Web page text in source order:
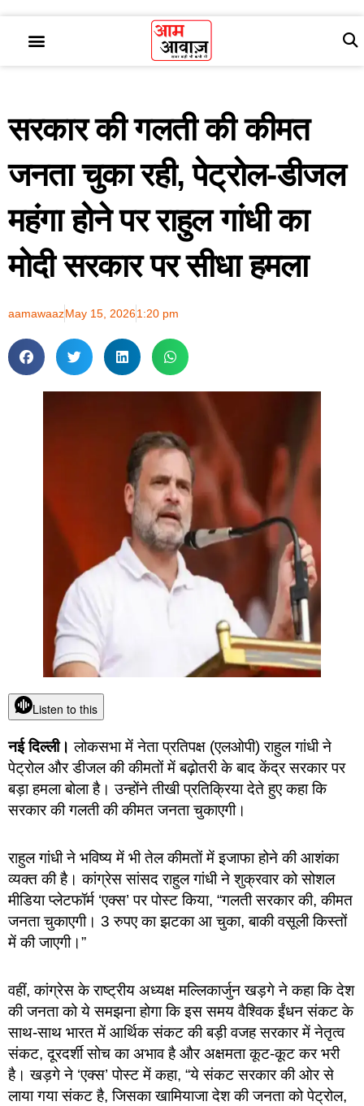
सरकार की गलती की कीमत
जनता चुका रही, पेट्रोल-डीजल
महंगा होने पर राहुल गांधी का
मोदी सरकार पर सीधा हमला
aamawaazMay 15, 20261:20 pm
Listen to this
नई दिल्ली। लोकसभा में नेता प्रतिपक्ष (एलओपी) राहुल गांधी ने
पेट्रोल और डीजल की कीमतों में बढ़ोतरी के बाद केंद्र सरकार पर
बड़ा हमला बोला है। उन्होंने तीखी प्रतिक्रिया देते हुए कहा कि
सरकार की गलती की कीमत जनता चुकाएगी।
राहुल गांधी ने भविष्य में भी तेल कीमतों में इजाफा होने की आशंका
व्यक्त की है। कांग्रेस सांसद राहुल गांधी ने शुक्रवार को सोशल
मीडिया प्लेटफॉर्म ‘एक्स’ पर पोस्ट किया, “गलती सरकार की, कीमत
जनता चुकाएगी। 3 रुपए का झटका आ चुका, बाकी वसूली किस्तों
में की जाएगी।”
वहीं, कांग्रेस के राष्ट्रीय अध्यक्ष मल्लिकार्जुन खड़गे ने कहा कि देश
की जनता को ये समझना होगा कि इस समय वैश्विक ईंधन संकट के
साथ-साथ भारत में आर्थिक संकट की बड़ी वजह सरकार में नेतृत्व
संकट, दूरदर्शी सोच का अभाव है और अक्षमता कूट-कूट कर भरी
है। खड़गे ने ‘एक्स’ पोस्ट में कहा, “ये संकट सरकार की ओर से
लाया गया संकट है, जिसका खामियाजा देश की जनता को पेट्रोल,